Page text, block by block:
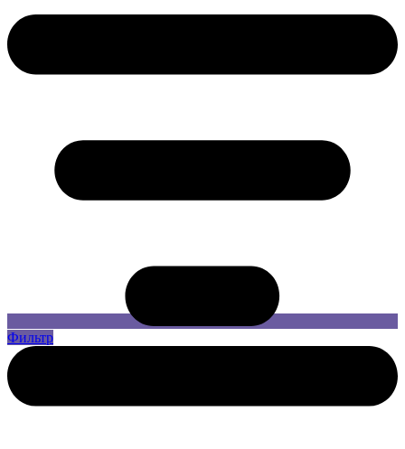
Фильтр